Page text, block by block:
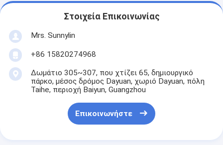
Στοιχεία Επικοινωνίας
Mrs. Sunnylin
+86 15820274968
Δωμάτιο 305~307, που χτίζει 65, δημιουργικό
πάρκο, μέσος δρόμος Dayuan, χωριό Dayuan, πόλη
Taihe, περιοχή Baiyun, Guangzhou
Επικοινωνήστε